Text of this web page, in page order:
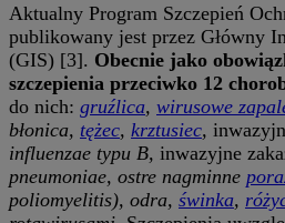
Aktualny Program Szczepień
publikowany jest przez Główny
(GIS) [3]. Obecnie jako
szczepienia przeciwko 12
do nich: gruźlica, wirusowe
błonica, tężec, krztusiec,
influenzae typu B, inwazyjne
pneumoniae, ostre nagminne
poliomyelitis), odra, świnka,